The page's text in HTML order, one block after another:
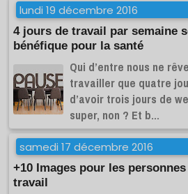
lundi 19 décembre 2016
4 jours de travail par semaine
bénéfique pour la santé
Qui d’entre nous ne
travailler que quatre
d’avoir trois jours de
super, non ? Et b...
samedi 17 décembre 2016
+10 Images pour les
travail